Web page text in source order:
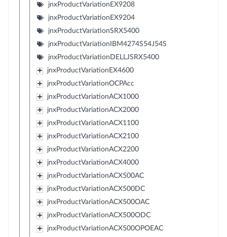
jnxProductVariationEX9208
jnxProductVariationEX9204
jnxProductVariationSRX5400
jnxProductVariationIBM4274S54J54S
jnxProductVariationDELLJSRX5400
jnxProductVariationEX4600
jnxProductVariationOCPAcc
jnxProductVariationACX1000
jnxProductVariationACX2000
jnxProductVariationACX1100
jnxProductVariationACX2100
jnxProductVariationACX2200
jnxProductVariationACX4000
jnxProductVariationACX500AC
jnxProductVariationACX500DC
jnxProductVariationACX500OAC
jnxProductVariationACX500ODC
jnxProductVariationACX500OPOEAC